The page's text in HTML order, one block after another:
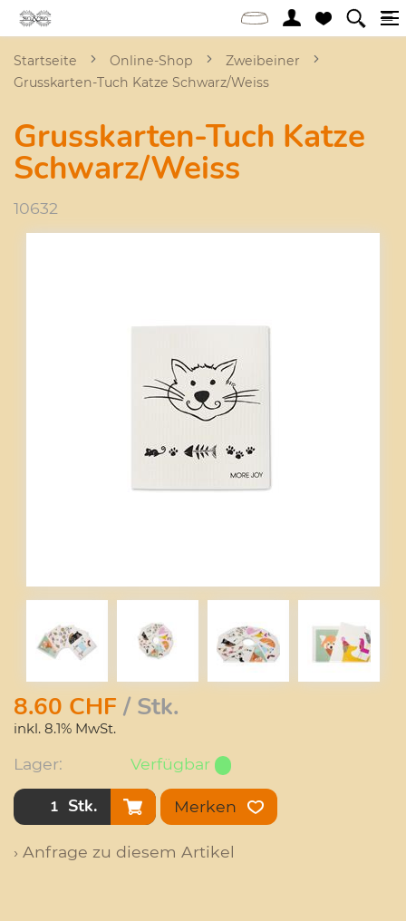
Startseite Online-Shop
Zweibeiner
Grusskarten-Tuch Katze Schwarz/Weiss
Grusskarten-Tuch Katze
Schwarz/Weiss
10632
8.60 CHF/ Stk.
inkl. 8.1% MwSt.
Lager: Verfügbar
Stk. Merken
› Anfrage zu diesem Artikel